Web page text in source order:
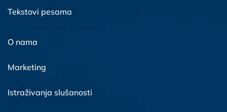
Tekstovi pesama
O nama
Marketing
Istraživanja slušanosti